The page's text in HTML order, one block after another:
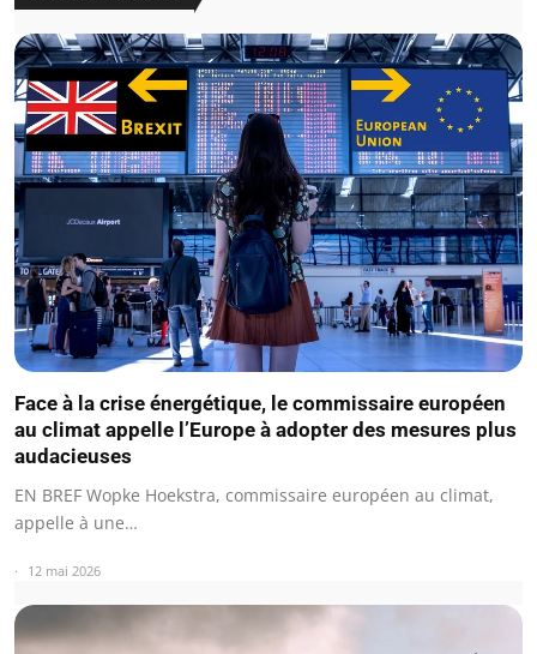
Face à la crise énergétique, le commissaire européen
au climat appelle l’Europe à adopter des mesures plus
audacieuses
EN BREF Wopke Hoekstra, commissaire européen au climat,
appelle à une…
12 mai 2026